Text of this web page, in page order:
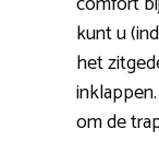
kunt u
het
om de